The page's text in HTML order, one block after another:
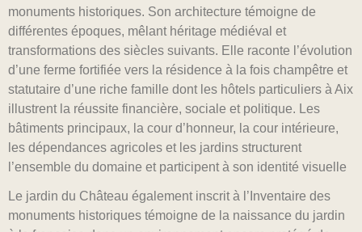
monuments historiques. Son architecture témoigne de
différentes époques, mêlant héritage médiéval et
transformations des siècles suivants. Elle raconte l’évolution
d’une ferme fortifiée vers la résidence à la fois champêtre et
statutaire d’une riche famille dont les hôtels particuliers à Aix
illustrent la réussite financière, sociale et politique. Les
bâtiments principaux, la cour d’honneur, la cour intérieure,
les dépendances agricoles et les jardins structurent
l’ensemble du domaine et participent à son identité visuelle
Le jardin du Château également inscrit à l’Inventaire des
monuments historiques témoigne de la naissance du jardin